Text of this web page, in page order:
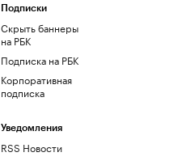
Подписки
Скрыть баннеры
на РБК
Подписка на РБК
Корпоративная
подписка
Уведомления
RSS Новости